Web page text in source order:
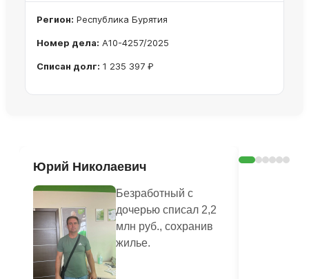
Регион: Республика Бурятия
Номер дела: А10-4257/2025
Списан долг: 1 235 397 ₽
Юрий Николаевич
Безработный с
дочерью списал 2,2
млн руб., сохранив
жилье.